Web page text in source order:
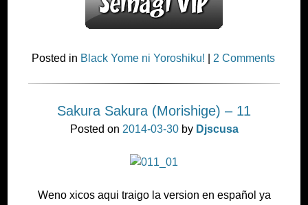
Posted in Black Yome ni Yoroshiku! |2 Comments
Sakura Sakura (Morishige) – 11
Posted on 2014-03-30by Djscusa
Weno xicos aqui traigo la version en español ya